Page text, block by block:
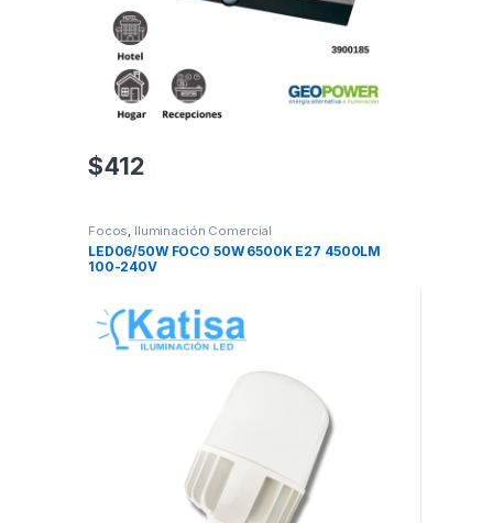
$412
Focos, Iluminación Comercial
LED06/50W FOCO 50W 6500K E27 4500LM
100-240V